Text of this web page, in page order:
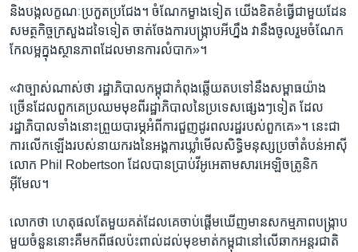
និង​បង្ក​លក្ខណៈ​ប្រកួត​ប្រជែង។ ​ចំណែក​ម្ខាង​ទៀត ​យើង​ខិតខំ​ធ្វើជាមួយ​ដែន​
សមត្ថកិច្ច​ក្រសួង​ដទៃ​ទៀត​ ចាត់ចែង​ការ​បង្ក្រាប​អី​ហ្នឹង​ ​វា​នឹង​ចូល​រួម​ចំណែក​
កែ​លម្អ​ក្នុង​ស្ថាន​ភាព​ដែល​មាន​ការ​លំបាក»។​
«វា​ច្បាស់​ណាស់​ថា​ រដ្ឋាភិបាល​កម្ពុជា​កំពុង​ឆ្លើយ​តប​ទៅ​នឹង​សម្ពាធ​យ៉ាង​
ច្រើន​ដែល​ពួក​គេ​ប្រឈម​មុខ​ពី​រដ្ឋាភិបាល​នៃ​ប្រទេស​ផ្សេងៗ​ទៀត ដែល​
រដ្ឋាភិបាល​ទាំង​នោះ​ព្រួយ​បារម្ភ​អំពី​ការ​ជួញ​ដូរ​ពលរដ្ឋ​របស់​ពួក​គេ»។ ​នេះ​ជា​
ការ​លើក​ឡើង​របស់​នាយក​រង​នៃ​អង្គការ​ឃ្លាំ​មើល​សិទ្ធិ​មនុស្ស​ប្រចាំ​តំបន់​អាស៊ី​
លោក​ Phil Robertson ​ដែល​បាន​ប្រាប់​វីអូអេ​តាម​សារ​អេឡិចត្រូនិក​
អ៊ីមែល។
លោក​ថា ​ហេតុផល​តែ​មួយ​គត់​ដែល​គេ​ចាប់​ផ្តើម​ឃើញ​មាន​សកម្មភាព​បង្ក្រាប​
មួយ​ចំនួន​នោះ​គឺ​មក​ពី​ផល​ប៉ះពាល់​ដល់​មុខមាត់​កម្ពុជា​នៅ​លើ​ឆាក​អន្តរជាតិ